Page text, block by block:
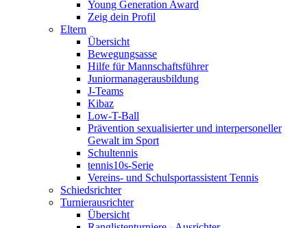
Young Generation Award
Zeig dein Profil
Eltern
Übersicht
Bewegungsasse
Hilfe für Mannschaftsführer
Juniormanagerausbildung
J-Teams
Kibaz
Low-T-Ball
Prävention sexualisierter und interpersoneller
Gewalt im Sport
Schultennis
tennis10s-Serie
Vereins- und Schulsportassistent Tennis
Schiedsrichter
Turnierausrichter
Übersicht